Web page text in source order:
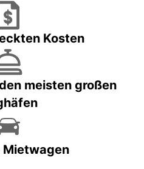
Kosten
meisten großen
Mietwagen